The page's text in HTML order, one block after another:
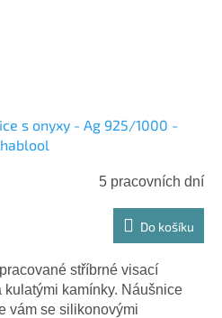
s onyxy - Ag 925/1000 -
5 pracovních dní
Do košíku
stříbrné visací
kamínky. Náušnice
vám se silikonovými